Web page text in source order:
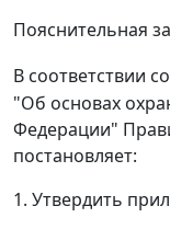
Пояснительная
В соответствии
"Об основах
Федерации"
постановляет:
1. Утвердить